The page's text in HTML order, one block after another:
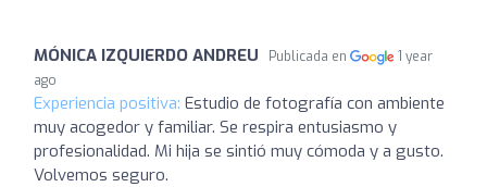
MÓNICA IZQUIERDO ANDREU Publicada en
1 year
ago
Experiencia positiva: Estudio de fotografía con ambiente
muy acogedor y familiar. Se respira entusiasmo y
profesionalidad. Mi hija se sintió muy cómoda y a gusto.
Volvemos seguro.